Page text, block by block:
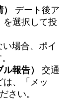
デート後ア
を選択して投
場合、ポイ
報告）
交通
、「メッ
さい。